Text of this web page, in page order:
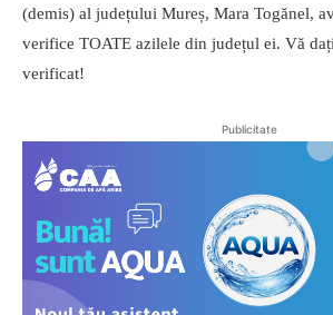
(demis) al județului Mureș, Mara Togănel,
verifice TOATE azilele din județul ei. Vă
verificat!
Publicitate